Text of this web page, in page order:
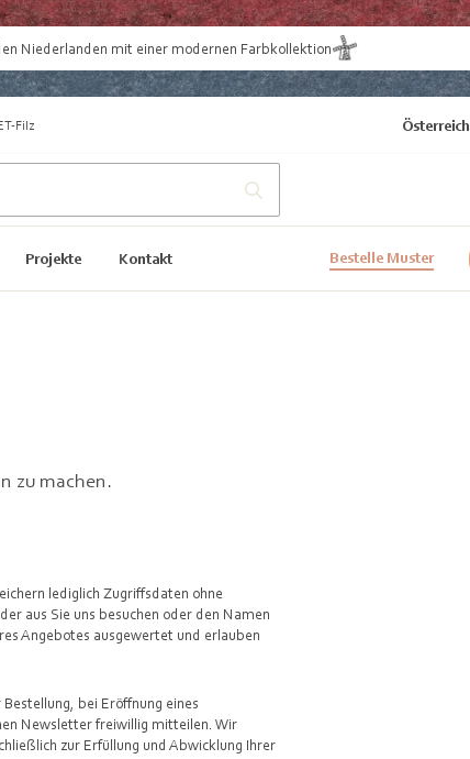
Niederlanden mit einer modernen Farbkollektion
Filz Österreich
Projekte Kontakt Bestelle Muster
zu machen.
lediglich Zugriffsdaten ohne
aus Sie uns besuchen oder den Namen
Angebotes ausgewertet und erlauben
bei Eröffnung eines
Newsletter freiwillig mitteilen. Wir
zur Erfüllung und Abwicklung Ihrer